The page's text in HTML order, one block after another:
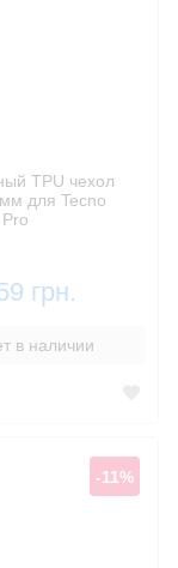
TPU чехол
для Tecno
грн.
в наличии
-11%